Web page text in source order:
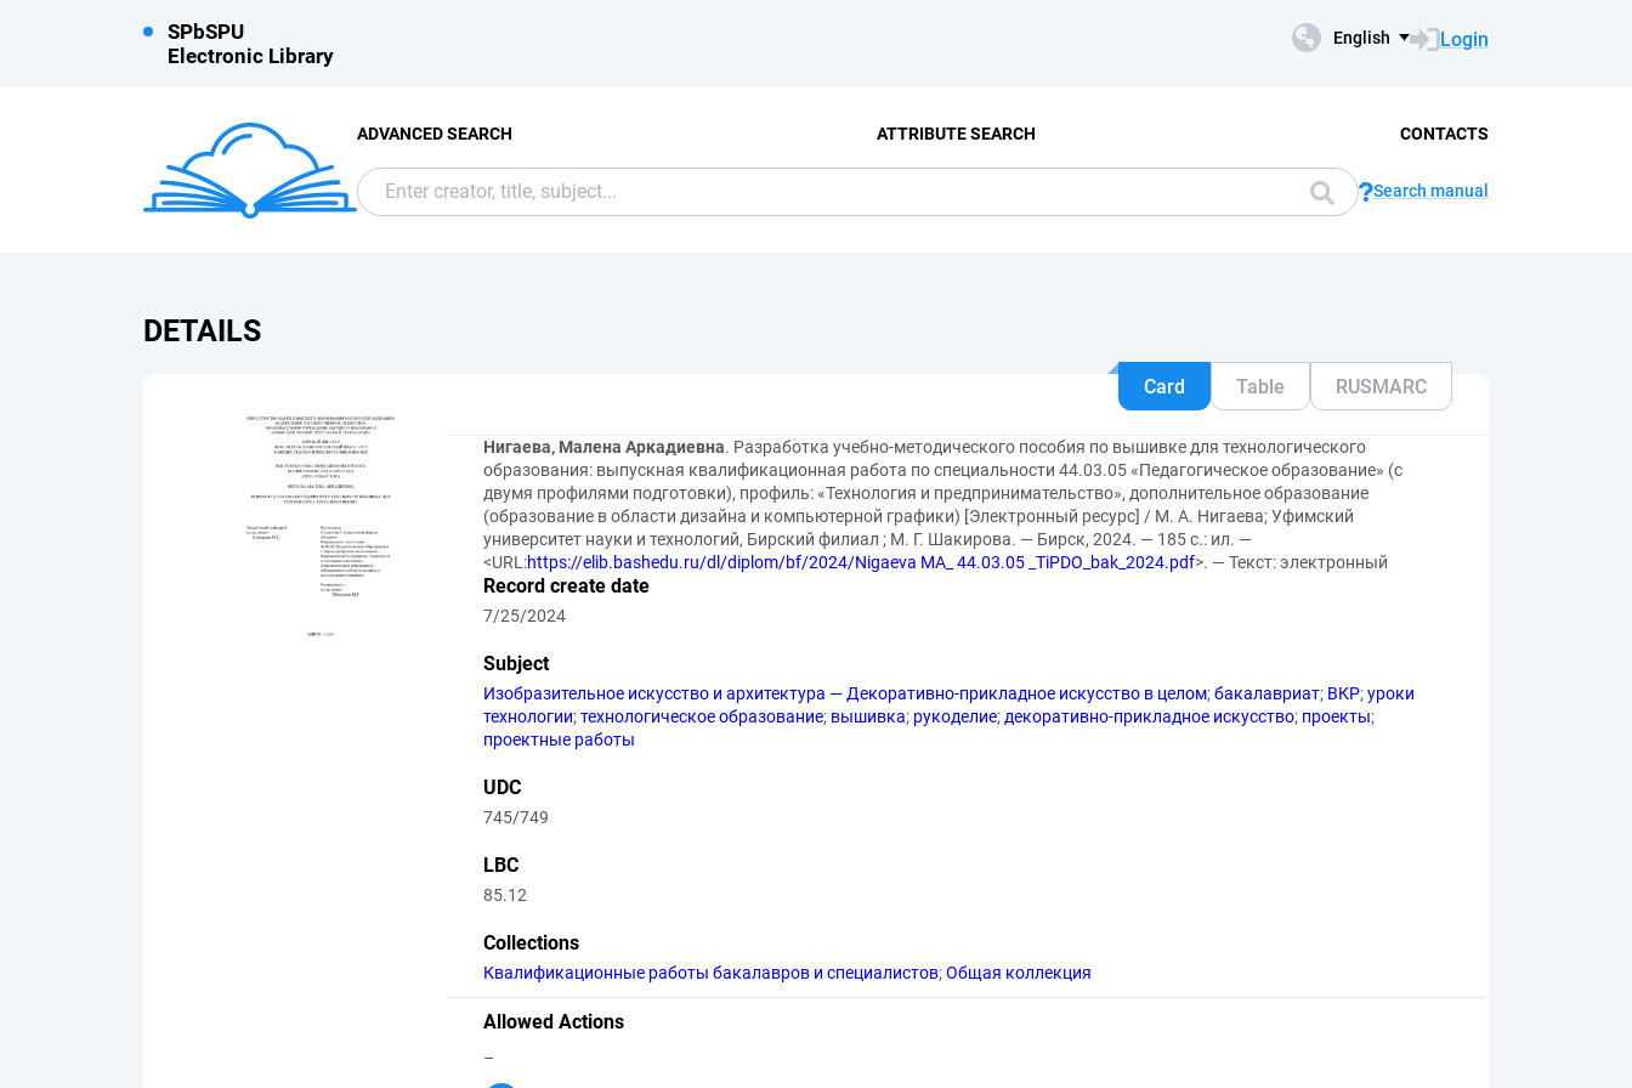
SPbSPU
Electronic Library
English Login
ADVANCED SEARCH ATTRIBUTE SEARCH CONTACTS
Search manual
DETAILS
Card Table RUSMARC
Нигаева, Малена Аркадиевна. Разработка учебно-методического пособия по вышивке для технологического
образования: выпускная квалификационная работа по специальности 44.03.05 «Педагогическое образование» (с
двумя профилями подготовки), профиль: «Технология и предпринимательство», дополнительное образование
(образование в области дизайна и компьютерной графики) [Электронный ресурс] / М. А. Нигаева; Уфимский
университет науки и технологий, Бирский филиал ; М. Г. Шакирова. — Бирск, 2024. — 185 с.: ил. —
<URL:https://elib.bashedu.ru/dl/diplom/bf/2024/Nigaeva MA_ 44.03.05 _TiPDO_bak_2024.pdf>. — Текст: электронный
Record create date
7/25/2024
Subject
Изобразительное искусство и архитектура — Декоративно-прикладное искусство в целом;бакалавриат; ВКР;уроки
технологии;технологическое образование; вышивка; рукоделие; декоративно-прикладное искусство; проекты;
проектные работы
UDC
745/749
LBC
85.12
Collections
Квалификационные работы бакалавров и специалистов;Общая коллекция
Allowed Actions
–